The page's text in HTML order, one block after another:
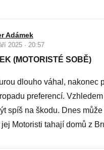
Adámek
2025 · 20:57
(MOTORISTÉ SOBĚ)
dlouho váhal, nakonec
preferencí.
spíš na škodu. Dnes
jej Motoristi tahají domů z